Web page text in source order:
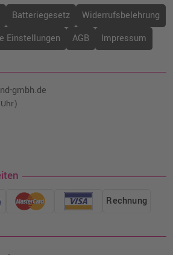
Batteriegesetz
Widerrufsbelehrung
Einstellungen AGB Impressum
gmbh.de
Rechnung